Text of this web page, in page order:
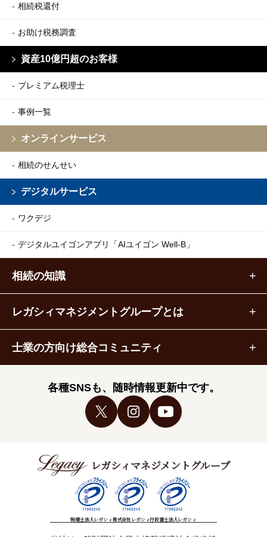
相続税還付
お助け税務調査
資産10億円超のお客様
プレミアム税理士
事例一覧
オンラインサービス
相続のせんせい
デジタルサービス
ワクデジ
デジタルユイゴンアプリ 「AIユイゴン Well-B」
相続の知識
レガシィマネジメントグループとは
士業の方向け総合コミュニティ
各種SNSも、随時情報更新中です。
レガシィマネジメントグループ
税理士法人レガシィ株式会社レガシィ行政書士法人レガシィ